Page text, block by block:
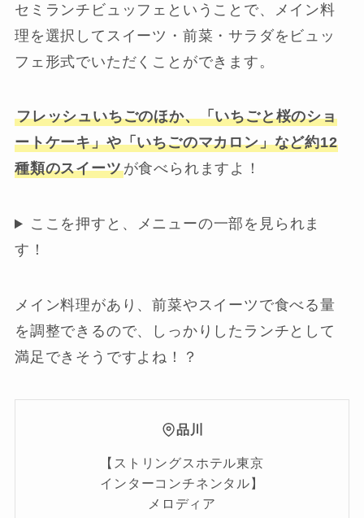
セミランチビュッフェということで、メイン料
理を選択してスイーツ・前菜・サラダをビュッ
フェ形式でいただくことができます。
フレッシュいちごのほか、「いちごと桜のショ
ートケーキ」や「いちごのマカロン」など約12
種類のスイーツが食べられますよ！
ここを押すと、メニューの一部を見られま
す！
メイン料理があり、前菜やスイーツで食べる量
を調整できるので、しっかりしたランチとして
満足できそうですよね！？
品川
【ストリングスホテル東京
インターコンチネンタル】
メロディア